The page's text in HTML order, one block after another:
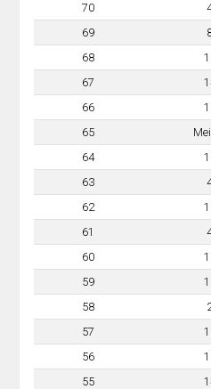
70
69
68
67
66
65
64
63
62
61
60
59
58
57
56
55